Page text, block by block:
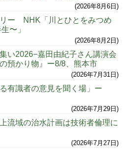
2026年8月6日
ー NHK「川とひとをみつめ
〜」
2026年8月2日
い2026−嘉田由紀子さん講演会
預かり物』ー8/8、熊本市
2026年7月31日
有識者の意見を聞く場」ー
2026年7月29日
流域の治水計画は技術者倫理に
2026年7月27日